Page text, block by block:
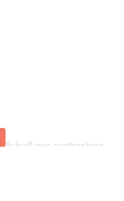
per contrastare
superiori intasate